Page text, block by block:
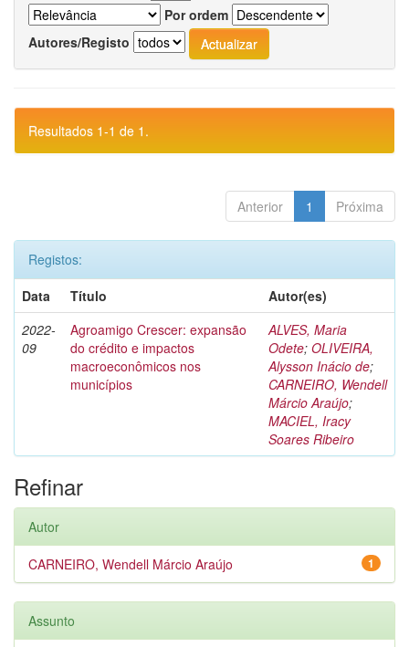
Por ordem
Autores/Registo
Resultados 1-1 de 1.
Anterior 1 Próxima
Registos:
Data
Título
Autor(es)
2022-
09
Agroamigo Crescer: expansão
do crédito e impactos
macroeconômicos nos
municípios
ALVES, Maria
Odete; OLIVEIRA,
Alysson Inácio de;
CARNEIRO, Wendell
Márcio Araújo;
MACIEL, Iracy
Soares Ribeiro
Refinar
Autor
1
CARNEIRO, Wendell Márcio Araújo
Assunto